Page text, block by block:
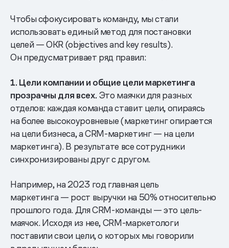
Чтобы сфокусировать команду, мы стали
использовать единый метод для постановки
целей — OKR (objectives and key results).
Он предусматривает ряд правил:
1. Цели компании и общие цели маркетинга
прозрачны для всех. Это маячки для разных
отделов: каждая команда ставит цели, опираясь
на более высокоуровневые (маркетинг опирается
на цели бизнеса, а CRM-маркетинг — на цели
маркетинга). В результате все сотрудники
синхронизированы друг с другом.
Например, на 2023 год главная цель
маркетинга — рост выручки на 50% относительно
прошлого года. Для CRM-команды — это цель-
маячок. Исходя из нее, CRM-маркетологи
поставили свои цели, о которых мы говорили